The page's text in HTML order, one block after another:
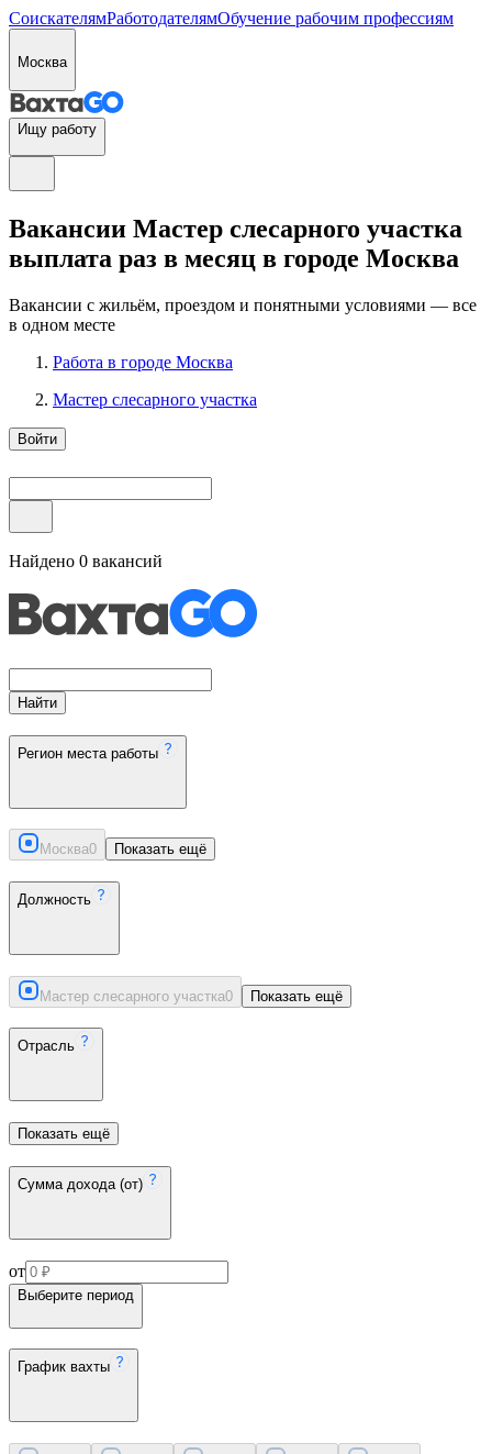
СоискателямРаботодателямОбучение рабочим профессиям
Москва
Ищу работу
Вакансии Мастер слесарного участка
выплата раз в месяц в городе Москва
Вакансии с жильём, проездом и понятными условиями — все
в одном месте
Работа в городе Москва
Мастер слесарного участка
Войти
Найдено 0 вакансий
Найти
Регион места работы
Москва0 Показать ещё
Должность
Мастер слесарного участка0 Показать ещё
Отрасль
Показать ещё
Сумма дохода (от)
от
Выберите период
График вахты